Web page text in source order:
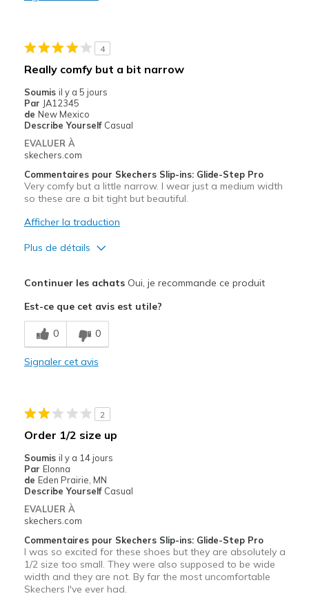
Sizing
View On Shoes
4
Really comfy but a bit narrow
Soumis il y a 5 jours
Par JA12345
de New Mexico
Describe Yourself Casual
EVALUER À
skechers.com
Commentaires pour Skechers Slip-ins: Glide-Step Pro
Very comfy but a little narrow. I wear just a medium width
so these are a bit tight but beautiful.
Afficher la traduction
Plus de détails
Breathe Well
Comfortable
Le contre
Les meilleures utilisations
Going Out
Travel
Width
Feels too narrow
Continuer les achatsOui, je recommande ce produit
Est-ce que cet avis est utile?
0 0
Signaler cet avis
2
Order 1/2 size up
Soumis il y a 14 jours
Par Elonna
de Eden Prairie, MN
Describe Yourself Casual
EVALUER À
skechers.com
Commentaires pour Skechers Slip-ins: Glide-Step Pro
I was so excited for these shoes but they are absolutely a
1/2 size too small. They were also supposed to be wide
width and they are not. By far the most uncomfortable
Skechers I've ever had.